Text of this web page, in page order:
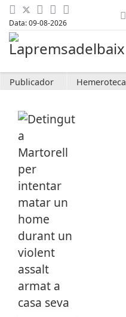
Data: 09-08-2026
Publicador Hemeroteca